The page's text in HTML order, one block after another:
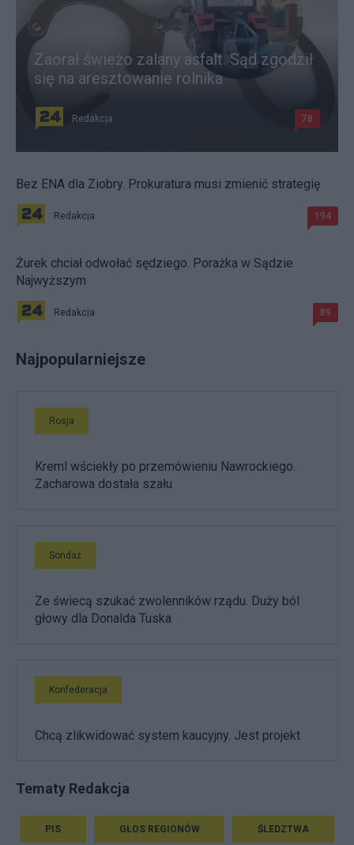
Zaorał świeżo zalany asfalt. Sąd zgodził
się na aresztowanie rolnika
Redakcja 78
Bez ENA dla Ziobry. Prokuratura musi zmienić strategię
Redakcja 194
Żurek chciał odwołać sędziego. Porażka w Sądzie
Najwyższym
Redakcja 89
Najpopularniejsze
Rosja
Kreml wściekły po przemówieniu Nawrockiego.
Zacharowa dostała szału
Sondaż
Ze świecą szukać zwolenników rządu. Duży ból
głowy dla Donalda Tuska
Konfederacja
Chcą zlikwidować system kaucyjny. Jest projekt
Tematy Redakcja
PIS GŁOS REGIONÓW ŚLEDZTWA